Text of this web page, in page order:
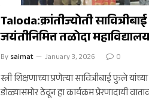
Taloda:क्रांतीज्योती
जयंतीनिमित्त तळोदा
By saimat January 3, 2026 0
स्त्री शिक्षणाच्या प्रणेत्या सावित्रीबाई फुले
डोळ्यासमोर ठेवून हा कार्यक्रम प्रेरणादायी